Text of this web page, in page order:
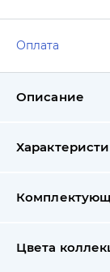
Оплата
Описание
Цвета